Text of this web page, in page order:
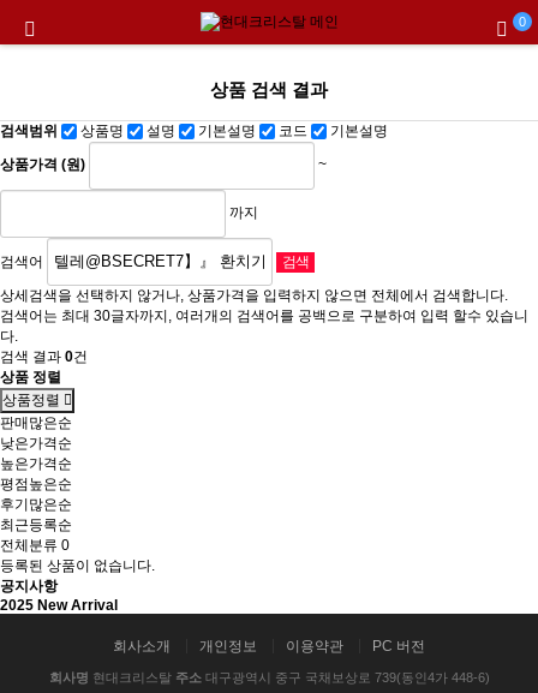
0
상품 검색 결과
검색범위 상품명 설명 기본설명 코드 기본설명
상품가격 (원) ~
까지
검색어
상세검색을 선택하지 않거나, 상품가격을 입력하지 않으면 전체에서 검색합니다.
검색어는 최대 30글자까지, 여러개의 검색어를 공백으로 구분하여 입력 할수 있습니
다.
검색 결과 0건
상품 정렬
상품정렬
판매많은순
낮은가격순
높은가격순
평점높은순
후기많은순
최근등록순
전체분류 0
등록된 상품이 없습니다.
공지사항
2025 New Arrival
회사소개 개인정보 이용약관 PC 버전
회사명 현대크리스탈 주소대구광역시 중구 국채보상로 739(동인4가 448-6)